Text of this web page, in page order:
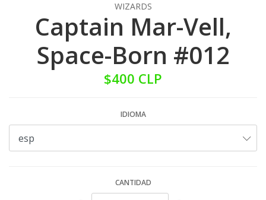
WIZARDS
Captain Mar-Vell,
Space-Born #012
$400 CLP
IDIOMA
CANTIDAD